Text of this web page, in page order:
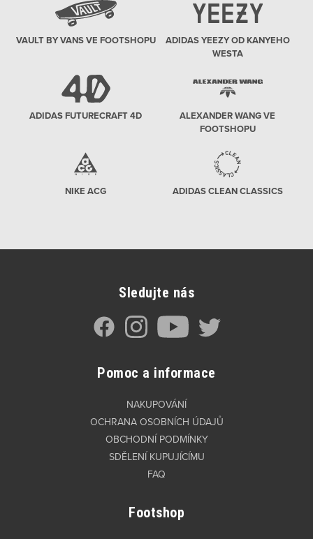
VAULT BY VANS VE FOOTSHOPU
ADIDAS YEEZY OD KANYEHO
WESTA
ADIDAS FUTURECRAFT 4D
ALEXANDER WANG VE
FOOTSHOPU
NIKE ACG ADIDAS CLEAN CLASSICS
Sledujte nás
Pomoc a informace
NAKUPOVÁNÍ
OCHRANA OSOBNÍCH ÚDAJŮ
OBCHODNÍ PODMÍNKY
SDĚLENÍ KUPUJÍCÍMU
FAQ
Footshop